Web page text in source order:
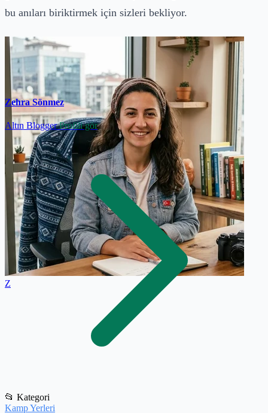
bu anıları biriktirmek için sizleri bekliyor.
Z
Zehra Sönmez
Altın Blogger Profili gör
📂 Kategori
Kamp Yerleri